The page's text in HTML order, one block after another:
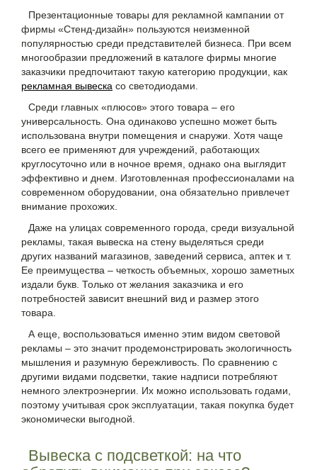
Презентационные товары для рекламной кампании от
фирмы «Стенд-дизайн» пользуются неизменной
популярностью среди представителей бизнеса. При всем
многообразии предложений в каталоге фирмы многие
заказчики предпочитают такую категорию продукции, как
рекламная вывеска со светодиодами.
Среди главных «плюсов» этого товара – его
универсальность. Она одинаково успешно может быть
использована внутри помещения и снаружи. Хотя чаще
всего ее применяют для учреждений, работающих
круглосуточно или в ночное время, однако она выглядит
эффективно и днем. Изготовленная профессионалами на
современном оборудовании, она обязательно привлечет
внимание прохожих.
Даже на улицах современного города, среди визуальной
рекламы, такая вывеска на стену выделяться среди
других названий магазинов, заведений сервиса, аптек и т.
Ее преимущества – четкость объемных, хорошо заметных
издали букв. Только от желания заказчика и его
потребностей зависит внешний вид и размер этого
товара.
А еще, воспользоваться именно этим видом световой
рекламы – это значит продемонстрировать экологичность
мышления и разумную бережливость. По сравнению с
другими видами подсветки, такие надписи потребляют
немного электроэнергии. Их можно использовать годами,
поэтому учитывая срок эксплуатации, такая покупка будет
экономически выгодной.
Вывеска с подсветкой: на что